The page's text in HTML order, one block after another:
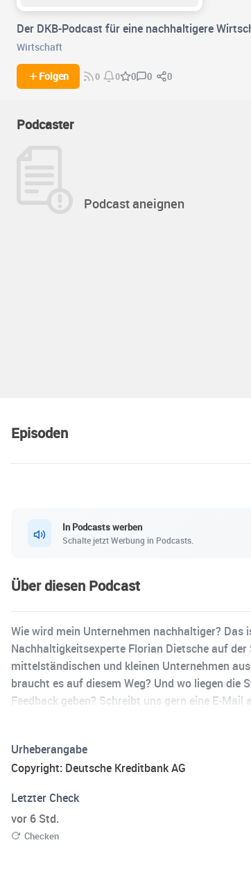
Der DKB-Podcast für eine nachhaltigere
Wirtschaft
Folgen 0 0 0 0 0
Podcaster
Podcast aneignen
Episoden
In Podcasts werben
Schalte jetzt Werbung in Podcasts.
Über diesen Podcast
Wie wird mein Unternehmen nachhaltiger?
Nachhaltigkeitsexperte Florian Dietsche auf
mittelständischen und kleinen Unternehmen
braucht es auf diesem Weg? Und wo liegen
Feedback geben? Schreibt uns gern eine E-
Urheberangabe
Copyright: Deutsche Kreditbank AG
Letzter Check
vor 6 Std.
Checken